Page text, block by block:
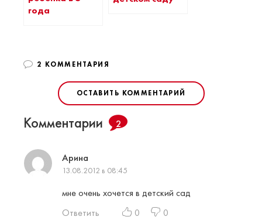
года
2 КОММЕНТАРИЯ
ОСТАВИТЬ КОММЕНТАРИЙ
Комментарии 2
Арина
13.08.2012 в 08:45
мне очень хочется в детский сад
Ответить
0 0